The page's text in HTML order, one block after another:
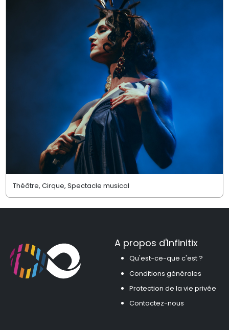
Théâtre, Cirque, Spectacle musical
A propos d'Infinitix
Qu'est-ce-que c'est ?
Conditions générales
Protection de la vie privée
Contactez-nous